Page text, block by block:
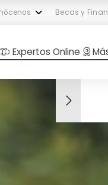
Becas y
Expertos Online